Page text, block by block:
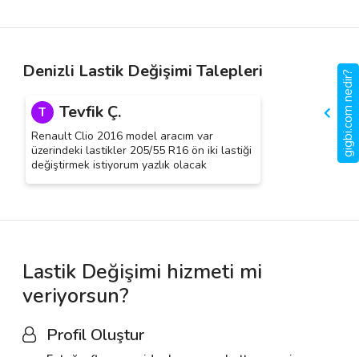
Denizli Lastik Değişimi Talepleri
T Tevfik Ç.
Renault Clio 2016 model aracım var
üzerindeki lastikler 205/55 R16 ön iki lastiği
değiştirmek istiyorum yazlık olacak
Lastik Değişimi hizmeti mi
veriyorsun?
Profil Oluştur
gigbi.com nedir?